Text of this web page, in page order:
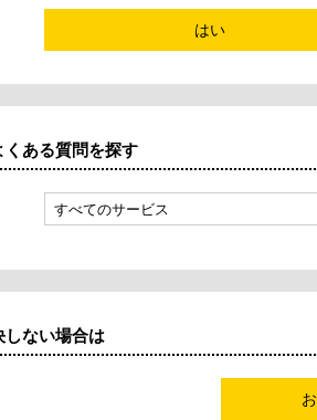
はい
くある質問を探す
すべてのサービス
しない場合は